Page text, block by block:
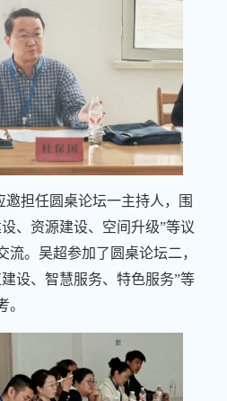
邀担任圆桌论坛一主持人，围
、资源建设、空间升级”等议
流。吴超参加了圆桌论坛二，
设、智慧服务、特色服务”等
。